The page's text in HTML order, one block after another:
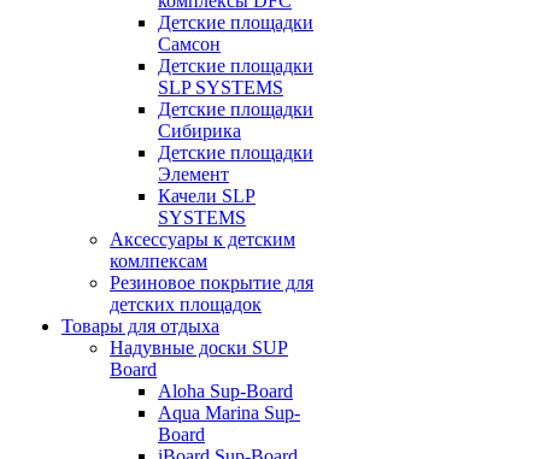
Детские площадки
Самсон
Детские площадки
SLP SYSTEMS
Детские площадки
Сибирика
Детские площадки
Элемент
Качели SLP
SYSTEMS
Аксессуары к детским
комлпексам
Резиновое покрытие для
детских площадок
Товары для отдыха
Надувные доски SUP
Board
Aloha Sup-Board
Aqua Marina Sup-
Board